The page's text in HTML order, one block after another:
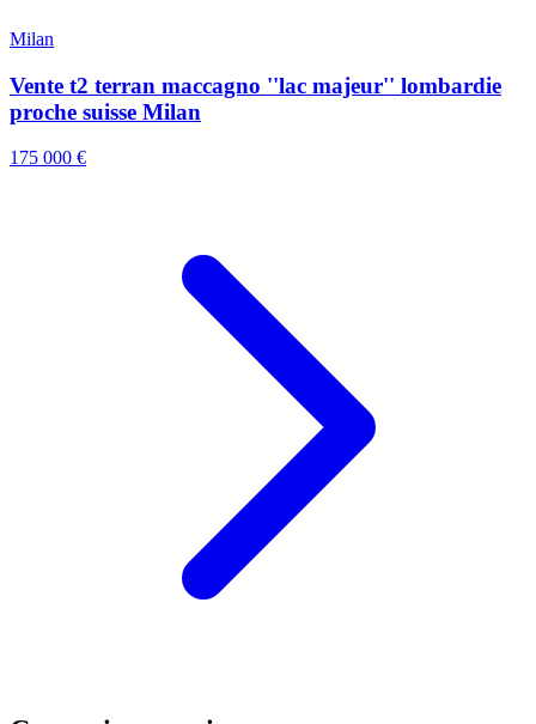
Milan
Vente t2 terran maccagno ''lac majeur'' lombardie
proche suisse Milan
175 000 €